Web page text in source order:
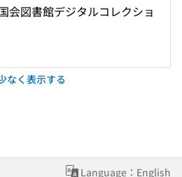
会図書館デジタルコレクショ
なく表示する
Language：English